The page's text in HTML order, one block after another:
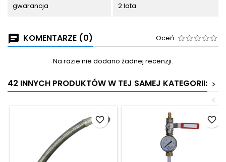
gwarancja 2 lata
KOMENTARZE (0) Oceń
Na razie nie dodano żadnej recenzji.
42 INNYCH PRODUKTÓW W TEJ SAMEJ KATEGORII: >
<
favorite_border favorite_border